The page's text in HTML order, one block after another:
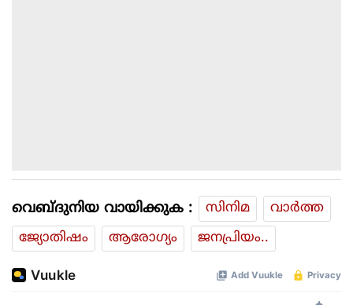
വെബ്ദുനിയ വായിക്കുക : സിനിമ
വാര്‍ത്ത
ജ്യോതിഷം
ആരോഗ്യം ജനപ്രിയം..